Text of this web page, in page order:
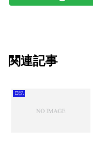
関連記事
日記